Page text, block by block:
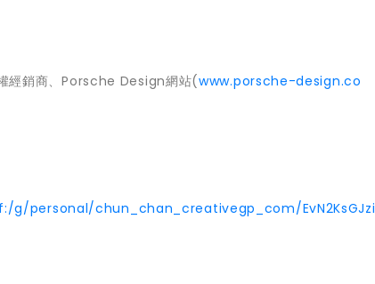
經銷商、Porsche Design網站(www.porsche-design.co
personal/chun_chan_creativegp_com/EvN2KsGJzi